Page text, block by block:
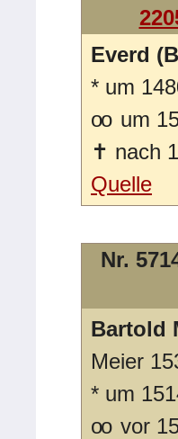
Everd
* um
oo um
✝ nach
Quelle
Nr.
Bartold
Meier
* um
oo vor